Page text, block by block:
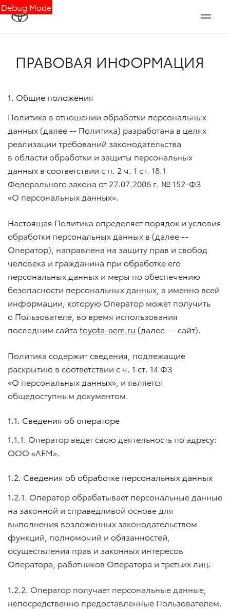
Debug Mode
ПРАВОВАЯ ИНФОРМАЦИЯ
1. Общие положения
Политика в отношении обработки персональных
данных (далее -- Политика) разработана в целях
реализации требований законодательства
в области обработки и защиты персональных
данных в соответствии с п. 2 ч. 1 ст. 18.1
Федерального закона от 27.07.2006 г. № 152-ФЗ
«О персональных данных».
Настоящая Политика определяет порядок и условия
обработки персональных данных в (далее --
Оператор), направлена на защиту прав и свобод
человека и гражданина при обработке его
персональных данных и меры по обеспечению
безопасности персональных данных, а именно всей
информации, которую Оператор может получить
о Пользователе, во время использования
последним сайта toyota-aem.ru (далее — сайт).
Политика содержит сведения, подлежащие
раскрытию в соответствии с ч. 1 ст. 14 ФЗ
«О персональных данных», и является
общедоступным документом.
1.1. Сведения об операторе
1.1.1. Оператор ведет свою деятельность по адресу:
ООО «АЕМ».
1.2. Сведения об обработке персональных данных
1.2.1. Оператор обрабатывает персональные данные
на законной и справедливой основе для
выполнения возложенных законодательством
функций, полномочий и обязанностей,
осуществления прав и законных интересов
Оператора, работников Оператора и третьих лиц.
1.2.2. Оператор получает персональные данные,
непосредственно предоставленные Пользователем.